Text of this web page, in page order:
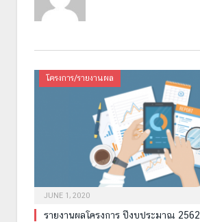
โครงการ/รายงานผล
JUNE 1, 2020
รายงานผลโครงการ ปีงบประมาณ 2562